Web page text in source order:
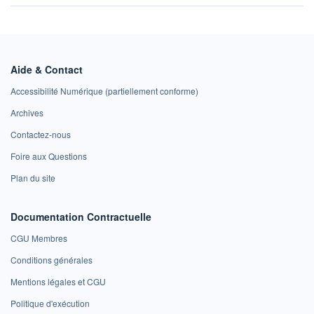
Aide & Contact
Accessibilité Numérique (partiellement conforme)
Archives
Contactez-nous
Foire aux Questions
Plan du site
Documentation Contractuelle
CGU Membres
Conditions générales
Mentions légales et CGU
Politique d'exécution